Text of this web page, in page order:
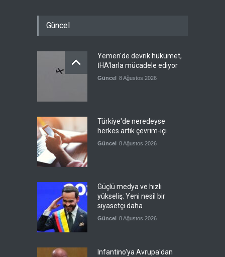
Güncel
Yemen'de devrik hükümet,
İHA'larla mücadele ediyor
Güncel 8 Ağustos 2026
Türkiye'de neredeyse
herkes artık çevrim-içi
Güncel 8 Ağustos 2026
Güçlü medya ve hızlı
yükseliş: Yeni nesil bir
siyasetçi daha
Güncel 8 Ağustos 2026
Infantino'ya Avrupa'dan